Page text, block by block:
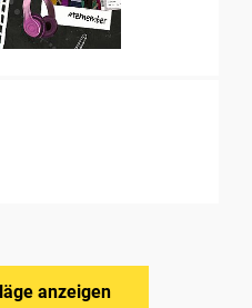
anzeigen